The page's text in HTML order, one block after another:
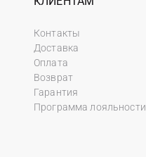
Контакты
Доставка
Оплата
Возврат
Гарантия
Программа лояльности